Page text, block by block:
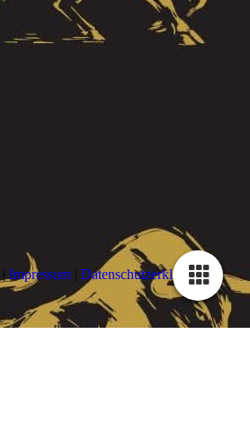
| Impressum | Datenschutzerklärung